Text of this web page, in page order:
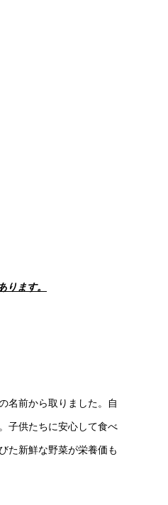
ます。
名前から取りました。自
子供たちに安心して食べ
た新鮮な野菜が栄養価も